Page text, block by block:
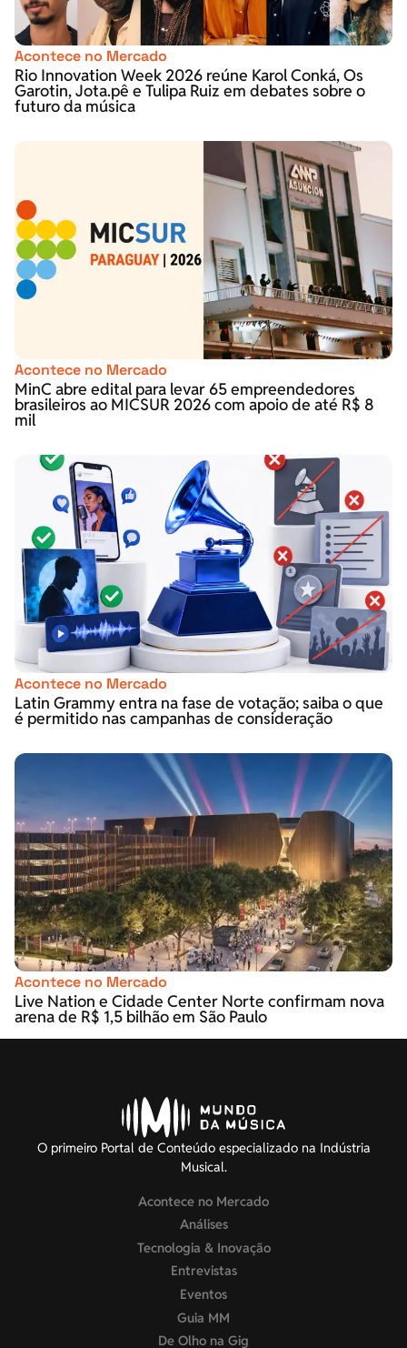
Acontece no Mercado
Rio Innovation Week 2026 reúne Karol Conká, Os
Garotin, Jota.pê e Tulipa Ruiz em debates sobre o
futuro da música
Acontece no Mercado
MinC abre edital para levar 65 empreendedores
brasileiros ao MICSUR 2026 com apoio de até R$ 8
mil
Acontece no Mercado
Latin Grammy entra na fase de votação; saiba o que
é permitido nas campanhas de consideração
Acontece no Mercado
Live Nation e Cidade Center Norte confirmam nova
arena de R$ 1,5 bilhão em São Paulo
O primeiro Portal de Conteúdo especializado na Indústria
Musical.
Acontece no Mercado
Análises
Tecnologia & Inovação
Entrevistas
Eventos
Guia MM
De Olho na Gig